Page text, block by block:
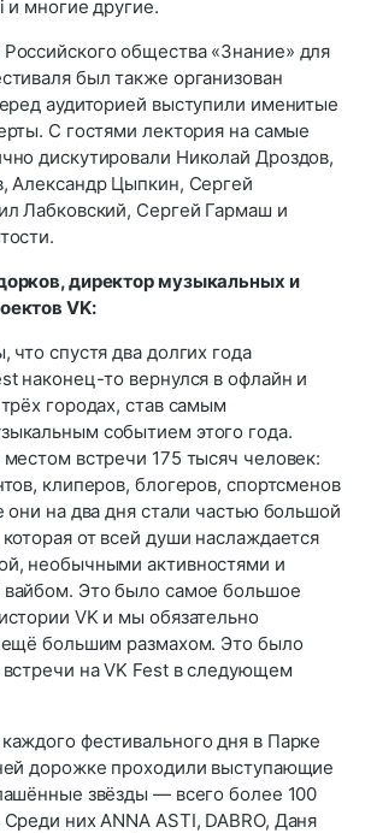
и многие другие.
общества «Знание» для
был также организован
аудиторией выступили именитые
С гостями лектория на самые
дискутировали Николай Дроздов,
Александр Цыпкин, Сергей
Лабковский, Сергей Гармаш и
директор музыкальных и
VK:
спустя два долгих года
наконец-то вернулся в офлайн и
городах, став самым
событием этого года.
встречи 175 тысяч человек:
клиперов, блогеров, спортсменов
они на два дня стали частью большой
от всей души наслаждается
необычными активностями и
Это было самое большое
VK и мы обязательно
ещё большим размахом. Это было
на VK Fest в следующем
фестивального дня в Парке
дорожке проходили выступающие
звёзды — всего более 100
них ANNA ASTI, DABRO, Даня